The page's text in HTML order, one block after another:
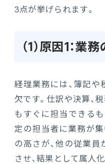
3点が挙げられます。
（1）原因1：業
経理業務には、簿記
欠です。仕訳や決算、
もすぐに担当できる
定の担当者に業務が
の高さが、他の従業
させ、結果として属人